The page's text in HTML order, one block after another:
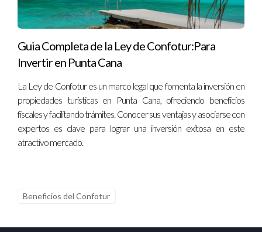
¿Qué plazos abarcan los beneficios fiscales de
Confotur?
Los beneficios fiscales pueden extenderse por un período de
¿Cómo puede un inversor beneficiarse de
Confotur?
Un inversor puede beneficiarse altamente de las
Confotur?
Guia Completa de la Ley de Confotur:Para
Invertir en Punta Cana
La Ley de Confotur es un marco legal que fomenta la inversión en
propiedades turísticas en Punta Cana, ofreciendo beneficios
fiscales y facilitando trámites. Conocer sus ventajas y asociarse con
expertos es clave para lograr una inversión exitosa en este
atractivo mercado.
Beneficios del Confotur